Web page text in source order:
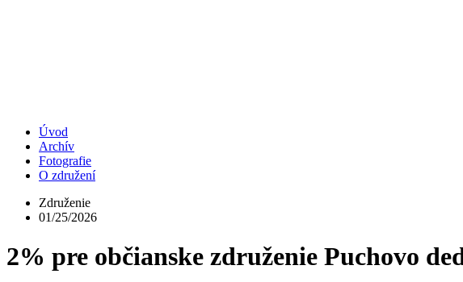
Úvod
Archív
Fotografie
O združení
Združenie
01/25/2026
2% pre občianske združenie Puchovo